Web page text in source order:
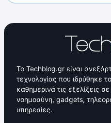
Το Techblog.gr είναι
τεχνολογίας που ιδρύθηκε
καθημερινά τις εξελίξεις
νοημοσύνη, gadgets,
υπηρεσίες.